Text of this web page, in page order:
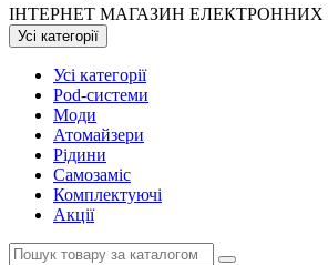
ІНТЕРНЕТ МАГАЗИН ЕЛЕКТРОННИХ
Усі категорії
Усі категорії
Pod-системи
Моди
Атомайзери
Рідини
Самозаміс
Комплектуючі
Акції